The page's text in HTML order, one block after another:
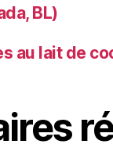
BL)
au lait de